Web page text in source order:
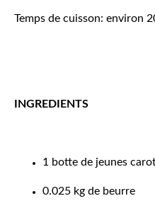
Temps de cuisson: environ
INGREDIENTS
1 botte de jeunes
0.025 kg de beurre